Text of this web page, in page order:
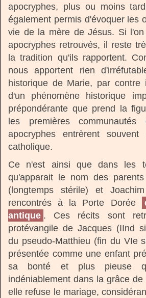
apocryphes, plus ou moins
également permis d'évoquer les
vie de la mère de Jésus. Si
apocryphes retrouvés, il reste
la tradition qu'ils rapportent.
nous apportent rien
historique de Marie, par contre
d'un phénomène historique
prépondérante que prend la
les premières communautés
apocryphes entrèrent
catholique.
Ce n'est ainsi que dans les
qu'apparait le nom des
(longtemps stérile) et
rencontrés à la Porte Dorée
antique . Ces récits sont
protévangile de Jacques (IInd
du pseudo-Matthieu (fin du VIe
présentée comme une enfant
sa bonté et plus pieuse
indéniablement dans la grâce
elle refuse le mariage,